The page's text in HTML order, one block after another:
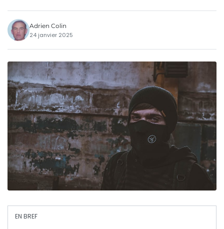
Adrien Colin
24 janvier 2025
EN BREF